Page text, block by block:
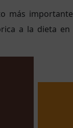
más importante
a la dieta en